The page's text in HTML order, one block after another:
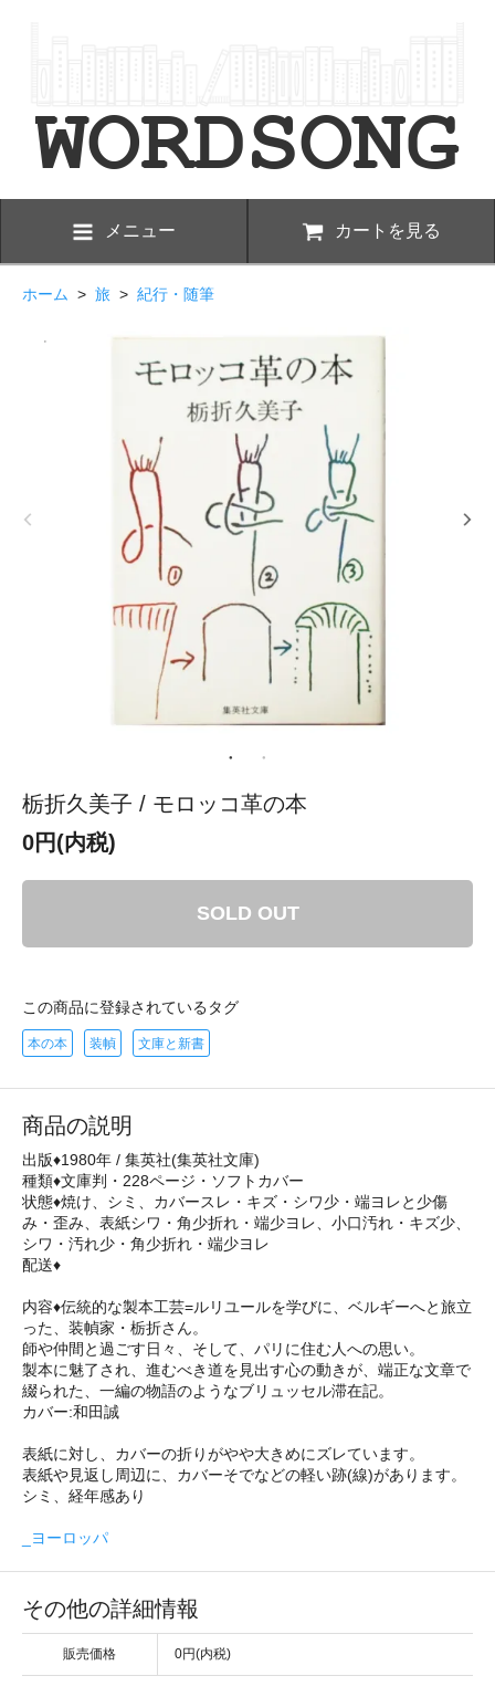
メニュー カートを見る
ホーム > 旅 > 紀行・随筆
栃折久美子 / モロッコ革の本
0円(内税)
SOLD OUT
この商品に登録されているタグ
本の本 装幀 文庫と新書
商品の説明
出版♦1980年 / 集英社(集英社文庫)
種類♦文庫判・228ページ・ソフトカバー
状態♦焼け、シミ、カバースレ・キズ・シワ少・端ヨレと少傷
み・歪み、表紙シワ・角少折れ・端少ヨレ、小口汚れ・キズ少、
シワ・汚れ少・角少折れ・端少ヨレ
配送♦
内容♦伝統的な製本工芸=ルリユールを学びに、ベルギーへと旅立
った、装幀家・栃折さん。
師や仲間と過ごす日々、そして、パリに住む人への思い。
製本に魅了され、進むべき道を見出す心の動きが、端正な文章で
綴られた、一編の物語のようなブリュッセル滞在記。
カバー:和田誠
表紙に対し、カバーの折りがやや大きめにズレています。
表紙や見返し周辺に、カバーそでなどの軽い跡(線)があります。
シミ、経年感あり
_ヨーロッパ
その他の詳細情報
販売価格 0円(内税)